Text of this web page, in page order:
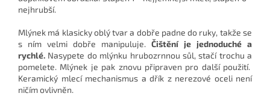
nejhrubší.
Mlýnek má klasicky oblý tvar a dobře padne do ruky, takže se
s ním velmi dobře manipuluje. Čištění je jednoduché a
rychlé. Nasypete do mlýnku hrubozrnnou sůl, stačí trochu a
pomelete. Mlýnek je pak znovu připraven pro další použití.
Keramický mlecí mechanismus a dřík z nerezové oceli není
ničím ovlivněn.